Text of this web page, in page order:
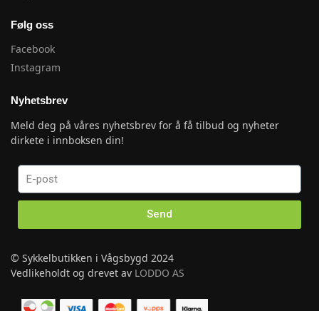
Følg oss
Facebook
Instagram
Nyhetsbrev
Meld deg på våres nyhetsbrev for å få tilbud og nyheter
dirkete i innboksen din!
Send
© Sykkelbutikken i Vågsbygd 2024
Vedlikeholdt og drevet av LODDO AS